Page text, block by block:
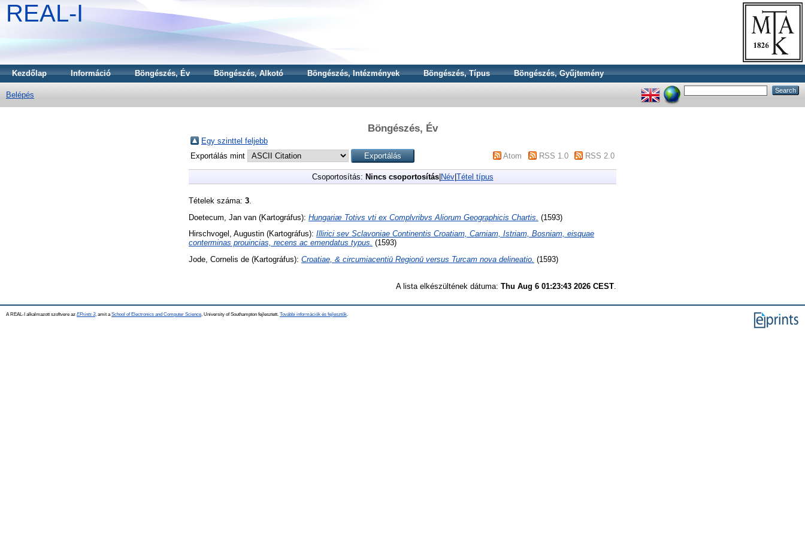
REAL-I
Kezdőlap Információ Böngészés, Év Böngészés, Alkotó Böngészés, Intézmények Böngészés, Típus Böngészés, Gyűjtemény
Belépés
Böngészés, Év
Egy szinttel feljebb
Exportálás mint
Atom RSS 1.0 RSS 2.0
Csoportosítás: Nincs csoportosítás| Név| Tétel típus
Tételek száma: 3
Doetecum, Jan van (Kartográfus): Hungariæ Totivs vti ex Complvribvs Aliorum Geographicis Chartis. (1593)
Hirschvogel, Augustin (Kartográfus): Illirici sev Sclavoniae Continentis Croatiam, Carniam, Istriam, Bosniam, eisquae
conterminas prouincias, recens ac emendatus typus. (1593)
Jode, Cornelis de (Kartográfus): Croatiae, & circumiacentiū Regionū versus Turcam nova delineatio. (1593)
A lista elkészültének dátuma: Thu Aug 6 01:23:43 2026 CEST.
A REAL-I alkalmazott szoftvere az EPrints 3, amit a School of Electronics and Computer Science , University of Southampton fejlesztett. További információk és fejlesztők